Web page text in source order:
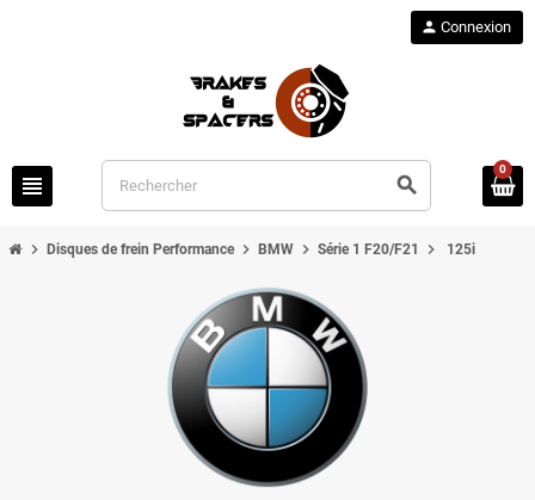
view_headline search
person Connexion
0
chevron_right Disques de frein Performance chevron_right BMW chevron_right Série 1 F20/F21 chevron_right 125i